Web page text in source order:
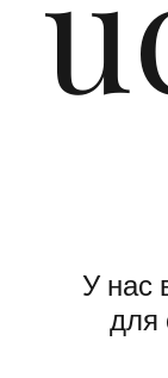
У нас
для